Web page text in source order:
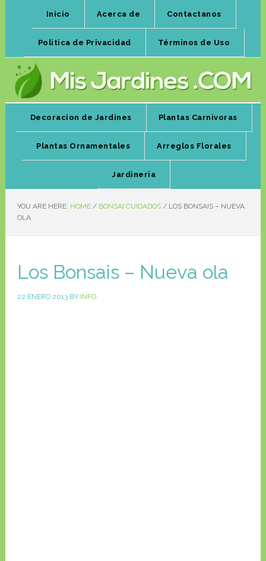
Inicio Acerca de Contactanos
Politica de Privacidad Términos de Uso
Decoracion de Jardines Plantas Carnivoras
Plantas Ornamentales Arreglos Florales
Jardineria
YOU ARE HERE: HOME / BONSAI CUIDADOS /LOS BONSAIS – NUEVA
OLA
Los Bonsais – Nueva ola
22 ENERO 2013BY INFO